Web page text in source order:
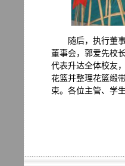
随后，执行董
董事会，郭爱先校
代表升达全体校友
花篮并整理花篮缎
束。各位主管、学